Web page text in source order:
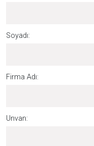
Soyadı:
Firma Adı:
Unvan: